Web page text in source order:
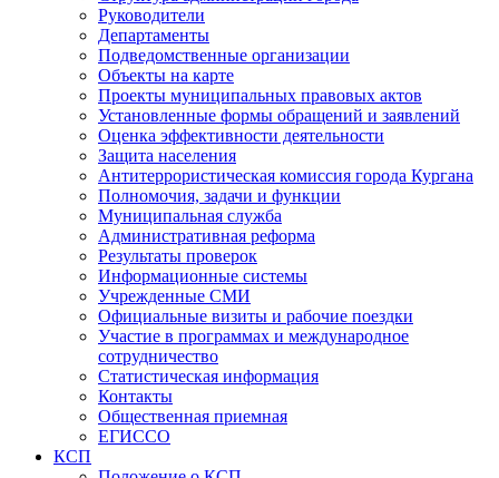
Руководители
Департаменты
Подведомственные организации
Объекты на карте
Проекты муниципальных правовых актов
Установленные формы обращений и заявлений
Оценка эффективности деятельности
Защита населения
Антитеррористическая комиссия города Кургана
Полномочия, задачи и функции
Муниципальная служба
Административная реформа
Результаты проверок
Информационные системы
Учрежденные СМИ
Официальные визиты и рабочие поездки
Участие в программах и международное
сотрудничество
Статистическая информация
Контакты
Общественная приемная
ЕГИССО
КСП